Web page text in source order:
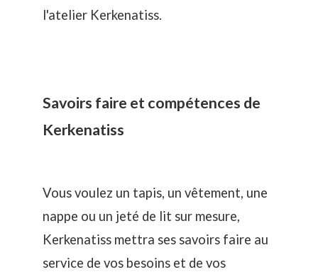
l'atelier Kerkenatiss.
Savoirs faire et compétences de
Kerkenatiss
Vous voulez un tapis, un vêtement, une
nappe ou un jeté de lit sur mesure,
Kerkenatiss mettra ses savoirs faire au
service de vos besoins et de vos